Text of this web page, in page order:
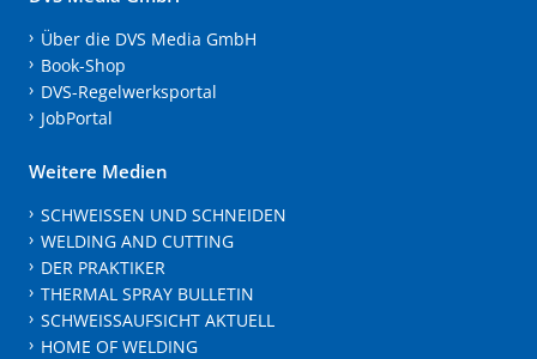
Über die DVS Media GmbH
Book-Shop
DVS-Regelwerksportal
JobPortal
Weitere Medien
SCHWEISSEN UND SCHNEIDEN
WELDING AND CUTTING
DER PRAKTIKER
THERMAL SPRAY BULLETIN
SCHWEISSAUFSICHT AKTUELL
HOME OF WELDING